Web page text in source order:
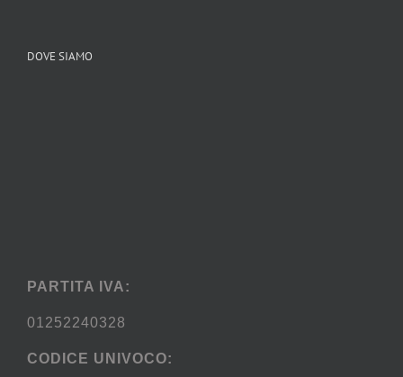
DOVE SIAMO
PARTITA IVA:
01252240328
CODICE UNIVOCO: